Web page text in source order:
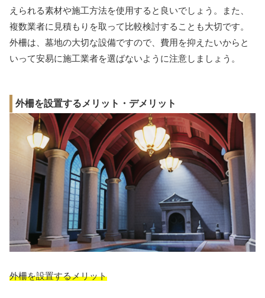
えられる素材や施工方法を使用すると良いでしょう。また、
複数業者に見積もりを取って比較検討することも大切です。
外柵は、墓地の大切な設備ですので、費用を抑えたいからと
いって安易に施工業者を選ばないように注意しましょう。
外柵を設置するメリット・デメリット
外柵を設置するメリット